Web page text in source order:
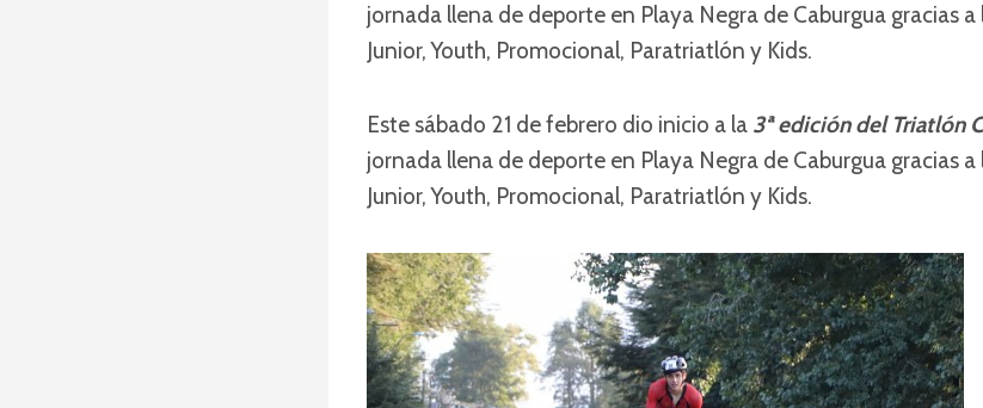
jornada llena de deporte en Playa Negra de Caburgua gracias
Junior, Youth, Promocional, Paratriatlón y Kids.
Este sábado 21 de febrero dio inicio a la 3ª edición del Triatlón
jornada llena de deporte en Playa Negra de Caburgua gracias
Junior, Youth, Promocional, Paratriatlón y Kids.